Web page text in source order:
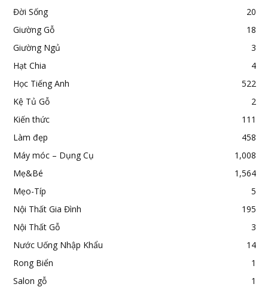
Đời Sống
20
Giường Gỗ
18
Giường Ngủ
3
Hạt Chia
4
Học Tiếng Anh
522
Kệ Tủ Gỗ
2
Kiến thức
111
Làm đẹp
458
Máy móc – Dụng Cụ
1,008
Mẹ&Bé
1,564
Mẹo-Típ
5
Nội Thất Gia Đình
195
Nội Thất Gỗ
3
Nước Uống Nhập Khẩu
14
Rong Biển
1
Salon gỗ
1